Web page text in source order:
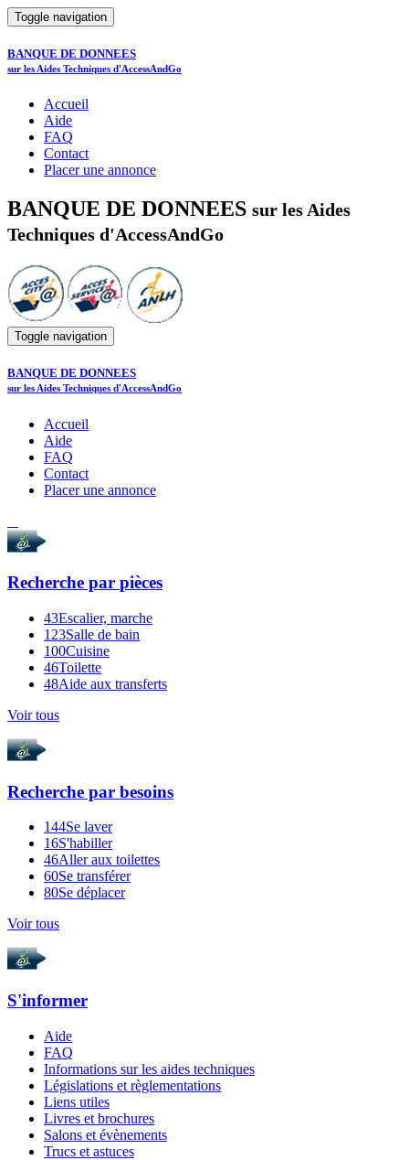
Toggle navigation
BANQUE DE DONNEES
sur les Aides Techniques d'AccessAndGo
Accueil
Aide
FAQ
Contact
Placer une annonce
BANQUE DE DONNEES sur les Aides
Techniques d'AccessAndGo
Toggle navigation
BANQUE DE DONNEES
sur les Aides Techniques d'AccessAndGo
Accueil
Aide
FAQ
Contact
Placer une annonce
Recherche par pièces
43Escalier, marche
123Salle de bain
100Cuisine
46Toilette
48Aide aux transferts
Voir tous
Recherche par besoins
144Se laver
16S'habiller
46Aller aux toilettes
60Se transférer
80Se déplacer
Voir tous
S'informer
Aide
FAQ
Informations sur les aides techniques
Législations et règlementations
Liens utiles
Livres et brochures
Salons et évènements
Trucs et astuces